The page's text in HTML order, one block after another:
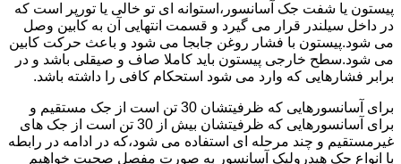
پیستون یا شفت جک آسانسور،استوانه ای تو خالی یا تورپر است که
در داخل سیلندر قرار می گیرد و قسمت انتهایی آن به کابین وصل
می شود.پیستون با فشار روغن جابجا می شود و باعث حرکت کابین
می شود.سطح خارجی پیستون باید کاملا صاف و صیقلی باشد و در
برابر فشارهایی که وارد می شود استحکام کافی را داشته باشد.
برای آسانسورهایی که ظرفیتشان 30 تن است از جک مستقیم و
برای آسانسورهایی که ظرفیتشان بیش از 30 تن است از جک های
غیرمستقیم و چند مرحله ای استفاده می شود،که در ادامه در رابطه
با انواع جک هیدرولیک آسانسور به صورت مفصل صحبت خواهیم